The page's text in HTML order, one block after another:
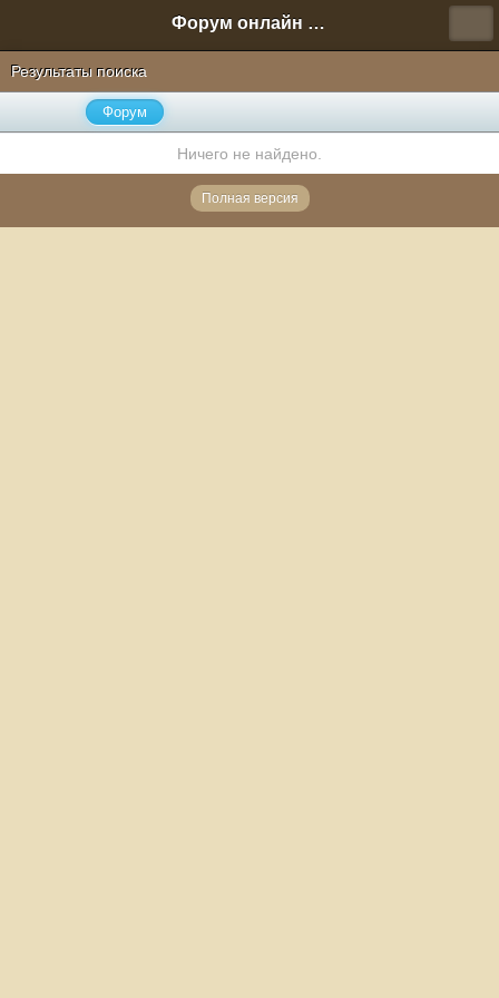
Форум онлайн игры "Новая Эра" (Нюра Биз)
Результаты поиска
Форум
Ничего не найдено.
Полная версия